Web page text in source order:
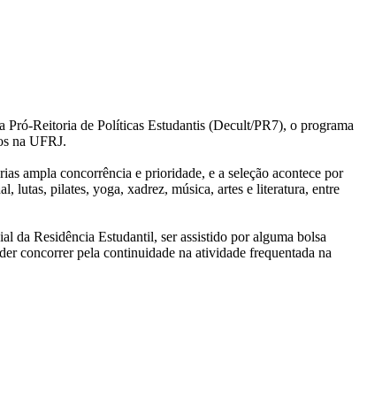
Pró-Reitoria de Políticas Estudantis (Decult/PR7), o programa
na UFRJ.
ampla concorrência e prioridade, e a seleção acontece por
lutas, pilates, yoga, xadrez, música, artes e literatura, entre
da Residência Estudantil, ser assistido por alguma bolsa
concorrer pela continuidade na atividade frequentada na